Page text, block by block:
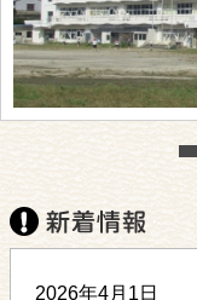
2026年4月1日